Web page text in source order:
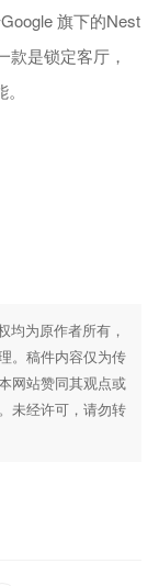
旗下的Nest
款是锁定客厅，
均为原作者所有，
。稿件内容仅为传
网站赞同其观点或
未经许可，请勿转